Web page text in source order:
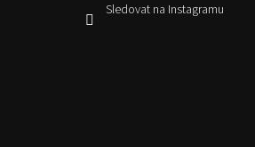
Sledovat na Instagramu